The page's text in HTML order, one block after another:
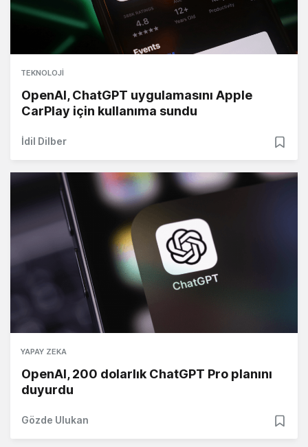
TEKNOLOJI
OpenAI, ChatGPT uygulamasını Apple
CarPlay için kullanıma sundu
İdil Dilber
YAPAY ZEKA
OpenAI, 200 dolarlık ChatGPT Pro planını
duyurdu
Gözde Ulukan